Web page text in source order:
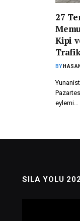
27
Kipi
BY
eylemi…
SILA YOLU